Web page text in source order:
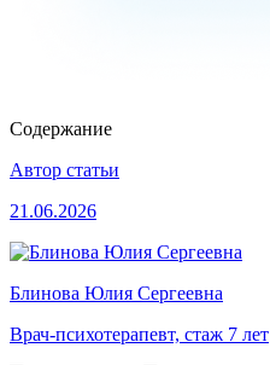
Содержание
Автор статьи
21.06.2026
Блинова Юлия Сергеевна
Врач-психотерапевт, стаж 7 лет